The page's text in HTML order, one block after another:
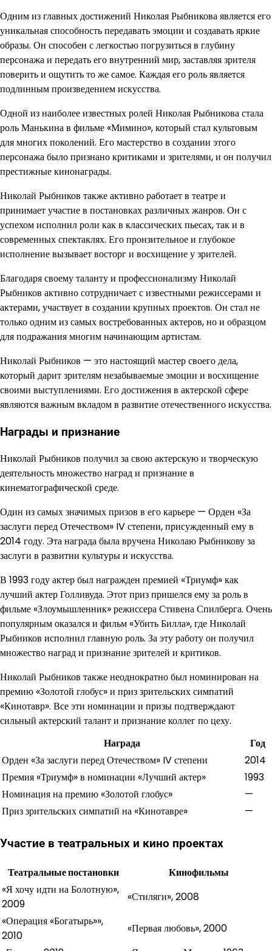
Одним из главных достижений Николая Рыбникова является его
уникальная способность передавать эмоции и создавать яркие
образы. Он способен с легкостью погрузиться в глубину
персонажа и передать его внутренний мир, заставляя зрителя
поверить и ощутить то же самое. Каждая его роль является
подлинным произведением искусства.
Одной из наиболее известных ролей Николая Рыбникова стала
роль Манькина в фильме «Мимино», который стал культовым
для многих поколений. Его мастерство в создании этого
персонажа было признано критиками и зрителями, и он получил
престижные кинонаграды.
Николай Рыбников также активно работает в театре и
принимает участие в постановках различных жанров. Он с
успехом исполнил роли как в классических пьесах, так и в
современных спектаклях. Его пронзительное и глубокое
исполнение вызывает восторг и восхищение у зрителей.
Благодаря своему таланту и профессионализму Николай
Рыбников активно сотрудничает с известными режиссерами и
актерами, участвует в создании крупных проектов. Он стал не
только одним из самых востребованных актеров, но и образцом
для подражания многим начинающим артистам.
Николай Рыбников — это настоящий мастер своего дела,
который дарит зрителям незабываемые эмоции и восхищение
своими выступлениями. Его достижения в актерской сфере
являются важным вкладом в развитие отечественного искусства.
Награды и признание
Николай Рыбников получил за свою актерскую и творческую
деятельность множество наград и признание в
кинематографической среде.
Один из самых значимых призов в его карьере — Орден «За
заслуги перед Отечеством» IV степени, присужденный ему в
2014 году. Эта награда была вручена Николаю Рыбникову за
заслуги в развитии культуры и искусства.
В 1993 году актер был награжден премией «Триумф» как
лучший актер Голливуда. Этот приз пришелся ему за роль в
фильме «Злоумышленник» режиссера Стивена Спилберга. Очень
популярным оказался и фильм «Убить Билла», где Николай
Рыбников исполнил главную роль. За эту работу он получил
множество наград и признание зрителей и критиков.
Николай Рыбников также неоднократно был номинирован на
премию «Золотой глобус» и приз зрительских симпатий
«Кинотавр». Все эти номинации и призы подтверждают
сильный актерский талант и признание коллег по цеху.
Награда
Год
Орден «За заслуги перед Отечеством» IV степени
2014
Премия «Триумф» в номинации «Лучший актер»
1993
Номинация на премию «Золотой глобус»
—
Приз зрительских симпатий на «Кинотавре»
—
Участие в театральных и кино проектах
Театральные постановки
Кинофильмы
«Я хочу идти на Болотную»,
2009
«Стиляги», 2008
«Операция «Богатырь»»,
2010
«Первая любовь», 2000